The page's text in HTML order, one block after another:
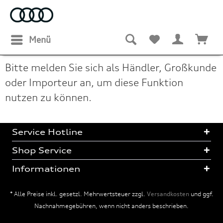
Menü
Bitte melden Sie sich als Händler, Großkunde
oder Importeur an, um diese Funktion
nutzen zu können.
Service Hotline
Shop Service
Informationen
* Alle Preise inkl. gesetzl. Mehrwertsteuer zzgl. Versandkostenund ggf.
Nachnahmegebühren, wenn nicht anders beschrieben.